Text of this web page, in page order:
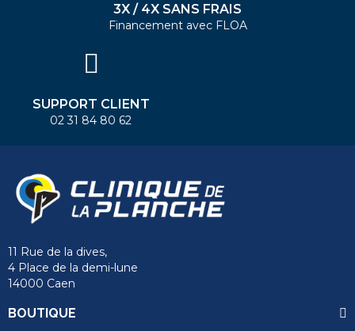
3X / 4X SANS FRAIS
Financement avec FLOA
SUPPORT CLIENT
02 31 84 80 62
11 Rue de la dives,
4 Place de la demi-lune
14000 Caen
BOUTIQUE